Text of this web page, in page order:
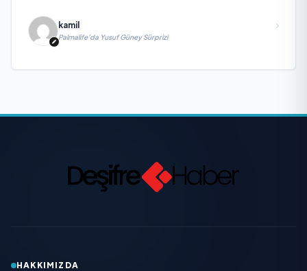
kamil
Palmalife’da Yusuf Güney Sürprizi
HAKKIMIZDA